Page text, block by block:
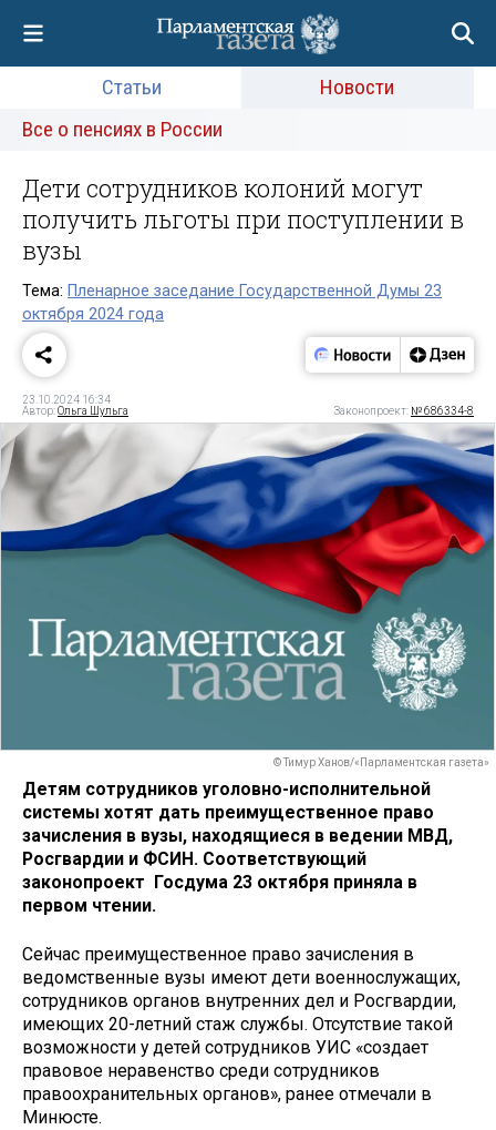
Статьи
Новости
Все о пенсиях в России
Дети сотрудников колоний могут
получить льготы при поступлении в
вузы
Тема: Пленарное заседание Государственной Думы 23
октября 2024 года
23.10.2024 16:34
Автор:Ольга Шульга Законопроект: № 686334-8
© Тимур Ханов/«Парламентская газета»
Детям сотрудников уголовно-исполнительной
системы хотят дать преимущественное право
зачисления в вузы, находящиеся в ведении МВД,
Росгвардии и ФСИН. Соответствующий
законопроект Госдума 23 октября приняла в
первом чтении.
Сейчас преимущественное право зачисления в
ведомственные вузы имеют дети военнослужащих,
сотрудников органов внутренних дел и Росгвардии,
имеющих 20-летний стаж службы. Отсутствие такой
возможности у детей сотрудников УИС «создает
правовое неравенство среди сотрудников
правоохранительных органов», ранее отмечали в
Минюсте.